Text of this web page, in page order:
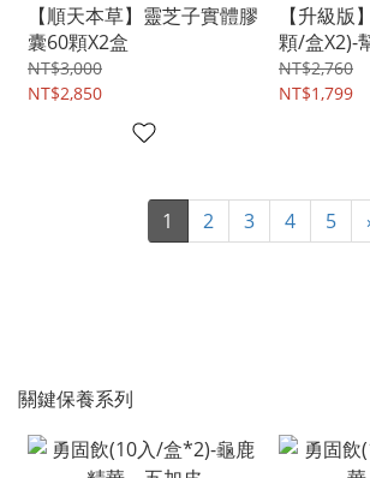
【順天本草】靈芝子實體膠
囊60顆X2盒
NT$3,000
NT$2,850
【升級版
顆/盒X2)-
手
NT$2,760
NT$1,799
1 2 3 4 5
關鍵保養系列